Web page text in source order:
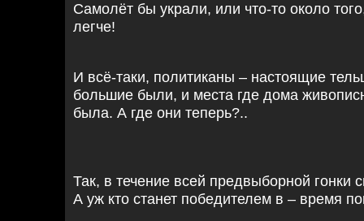
Самолёт бы украли, или что-то около
легче!
И всё-таки, политиканы – настоящие
большие были, и места где дома
была. А где они теперь?..
Так, в течение всей предвыборной гонки
А уж кто станет победителем в – время